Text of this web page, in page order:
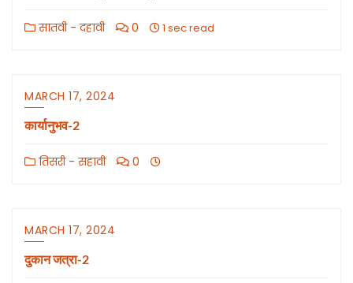
सातवी - दहावी 0 1 sec read
MARCH 17, 2024
कार्यानुभव-2
तिसरी - सहावी 0
MARCH 17, 2024
दुकान जत्रा-2